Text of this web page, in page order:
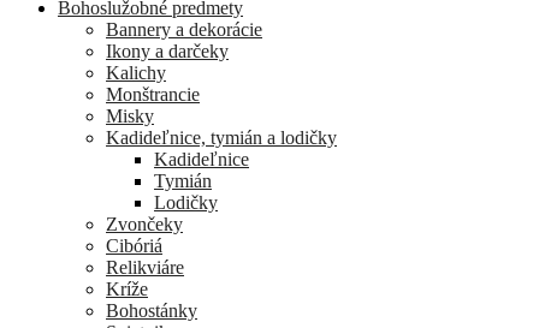
Bohoslužobné predmety
Bannery a dekorácie
Ikony a darčeky
Kalichy
Monštrancie
Misky
Kadideľnice, tymián a lodičky
Kadideľnice
Tymián
Lodičky
Zvončeky
Cibóriá
Relikviáre
Kríže
Bohostánky